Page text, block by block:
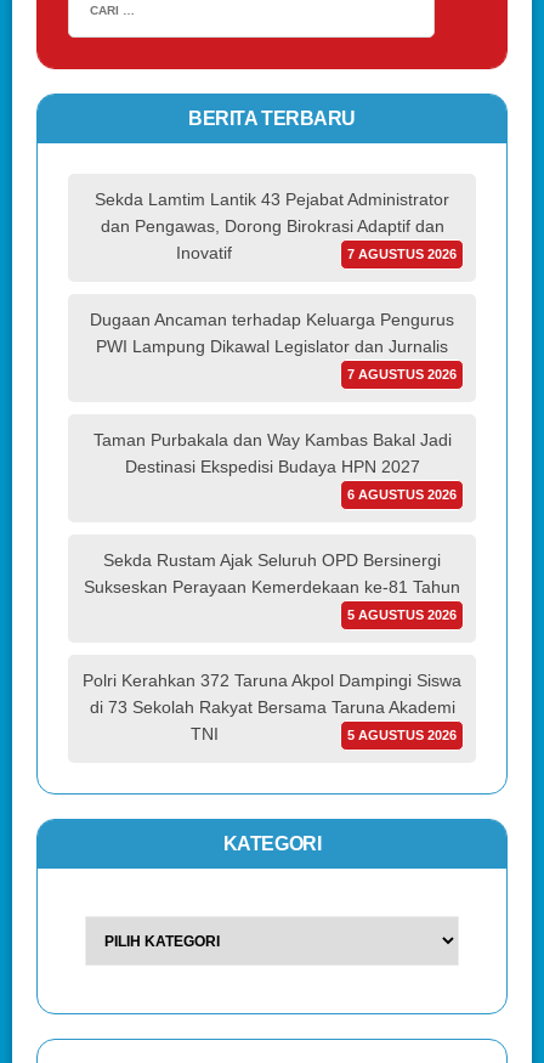
BERITA TERBARU
Sekda Lamtim Lantik 43 Pejabat Administrator
dan Pengawas, Dorong Birokrasi Adaptif dan
Inovatif
7 AGUSTUS 2026
Dugaan Ancaman terhadap Keluarga Pengurus
PWI Lampung Dikawal Legislator dan Jurnalis
7 AGUSTUS 2026
Taman Purbakala dan Way Kambas Bakal Jadi
Destinasi Ekspedisi Budaya HPN 2027
6 AGUSTUS 2026
Sekda Rustam Ajak Seluruh OPD Bersinergi
Sukseskan Perayaan Kemerdekaan ke-81 Tahun
5 AGUSTUS 2026
Polri Kerahkan 372 Taruna Akpol Dampingi Siswa
di 73 Sekolah Rakyat Bersama Taruna Akademi
TNI
5 AGUSTUS 2026
KATEGORI